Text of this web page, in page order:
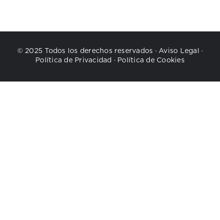
© 2025 Todos los derechos reservados ·Aviso Legal ·
Política de Privacidad · Política de Cookies